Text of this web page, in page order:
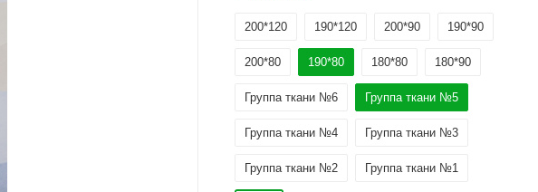
200*120 190*120 200*90 190*90
200*80 190*80 180*80 180*90
Группа ткани №6 Группа ткани №5
Группа ткани №4 Группа ткани №3
Группа ткани №2 Группа ткани №1